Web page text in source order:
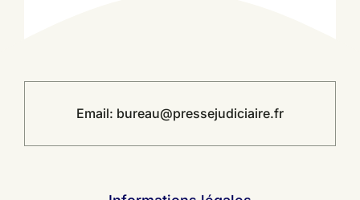
Email: bureau@pressejudiciaire.fr